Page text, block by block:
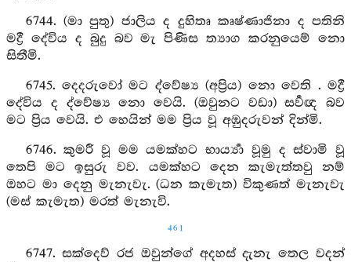
6744. (මා පුතු) ජාලිය ද දුහිතෘ කෘෂ්ණාජිනා ද පතිනි
මද්‍රී දේවිය ද බුදු බව මැ පිණිස ත්‍යාග කරනුයෙම් නො
සිතීමි.
6745. දෙදරුවෝ මට ද්වේෂ්‍ය (අප්‍රිය) නො වෙති . මද්‍රී
දේවිය ද ද්වේෂ්‍ය නො වෙයි. (ඔවුනට වඩා) සර්‍වඥ බව
මට ප්‍රිය වෙයි. එ හෙයින් මම ප්‍රිය වූ අඹුදරුවන් දින්මි.
6746. කුමරී වූ මම යමක්හට භාර්‍ය්‍යා වූමු ද ස්වාමි වූ
තෙපි මට ඉසුරු වව. යමක්හට දෙන කැමැත්තවු නම්
ඔහට මා දෙනු මැනැවැ. (ධන කැමැත) විකුණත් මැනැවැ
(මස් කැමැත) මරත් මැනැවි.
461
6747. සක්දෙව් රජ ඔවුන්ගේ අදහස් දැනැ තෙල වදන්